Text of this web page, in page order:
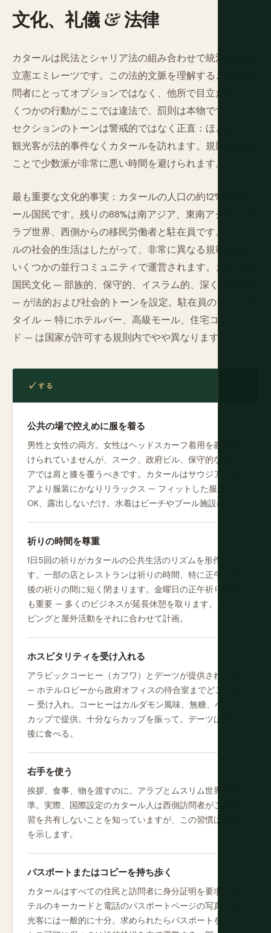
文化、礼儀&法律
カタールは民法とシャリア法の組み合わせで統治される
立憲エミレーツです。この法的文脈を理解することは訪
問者にとってオプションではなく、他所で目立たないい
くつかの行動がここでは違法で、罰則は本物です。この
セクションのトーンは警戒的ではなく正直：ほとんどの
観光客が法的事件なくカタールを訪れます。規則を知る
ことで少数派が非常に悪い時間を避けられます。
最も重要な文化的事実：カタールの人口の約12%がカタ
ール国民です。残りの88%は南アジア、東南アジア、ア
ラブ世界、西側からの移民労働者と駐在員です。カター
ルの社会的生活はしたがって、非常に異なる規範を持つ
いくつかの並行コミュニティで運営されます。カタール
国民文化 — 部族的、保守的、イスラム的、深く家族指向
— が法的および社会的トーンを設定。駐在員のライフス
タイル — 特にホテルバー、高級モール、住宅コンパウン
ド — は国家が許可する規則内でやや異なります。
する
公共の場で控えめに服を着る
男性と女性の両方。女性はヘッドスカーフ着用を義務付
けられていませんが、スーク、政府ビル、保守的なエリ
アでは肩と膝を覆うべきです。カタールはサウジアラビ
アより服装にかなりリラックス — フィットした服は
OK、露出しないだけ。水着はビーチやプール施設に。
祈りの時間を尊重
1日5回の祈りがカタールの公共生活のリズムを形作りま
す。一部の店とレストランは祈りの時間、特に正午と午
後の祈りの間に短く閉まります。金曜日の正午祈りは最
も重要 — 多くのビジネスが延長休憩を取ります。ショッ
ピングと屋外活動をそれに合わせて計画。
ホスピタリティを受け入れる
アラビックコーヒー（カフワ）とデーツが提供されたら
— ホテルロビーから政府オフィスの待合室までどこでも
— 受け入れ。コーヒーはカルダモン風味、無糖、小さな
カップで提供。十分ならカップを振って。デーツはその
後に食べる。
右手を使う
挨拶、食事、物を渡すのに。アラブとムスリム世界で標
準。実際、国際設定のカタール人は西側訪問者がこの慣
習を共有しないことを知っていますが、この習慣は敬意
を示します。
パスポートまたはコピーを持ち歩く
カタールはすべての住民と訪問者に身分証明を要求。ホ
テルのキーカードと電話のパスポートページの写真で観
光客には一般的に十分。求められたらパスポートをアク